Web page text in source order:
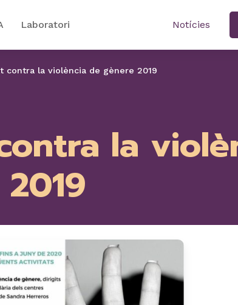
Laboratori Notícies
contra la violència de gènere 2019
la